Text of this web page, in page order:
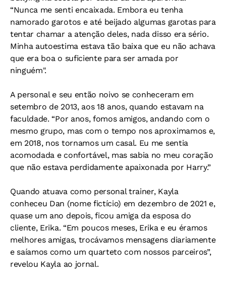
“Nunca me senti encaixada. Embora eu tenha
namorado garotos e até beijado algumas garotas para
tentar chamar a atenção deles, nada disso era sério.
Minha autoestima estava tão baixa que eu não achava
que era boa o suficiente para ser amada por
ninguém".
A personal e seu então noivo se conheceram em
setembro de 2013, aos 18 anos, quando estavam na
faculdade. “Por anos, fomos amigos, andando com o
mesmo grupo, mas com o tempo nos aproximamos e,
em 2018, nos tornamos um casal. Eu me sentia
acomodada e confortável, mas sabia no meu coração
que não estava perdidamente apaixonada por Harry.”
Quando atuava como personal trainer, Kayla
conheceu Dan (nome fictício) em dezembro de 2021 e,
quase um ano depois, ficou amiga da esposa do
cliente, Erika. “Em poucos meses, Erika e eu éramos
melhores amigas, trocávamos mensagens diariamente
e saíamos como um quarteto com nossos parceiros”,
revelou Kayla ao jornal.